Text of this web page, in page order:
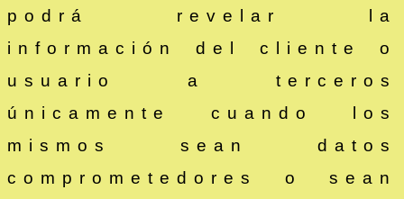
podrá revelar la
información del cliente o
usuario a terceros
únicamente cuando los
mismos sean datos
comprometedores o sean